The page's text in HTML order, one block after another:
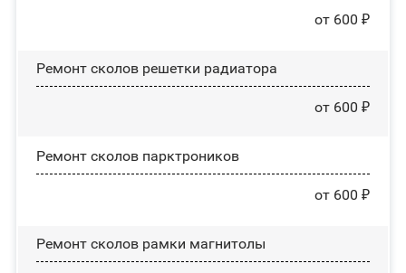
от 600 ₽
Ремонт сколов решетки радиатора
от 600 ₽
Ремонт сколов парктроников
от 600 ₽
Ремонт сколов рамки магнитолы